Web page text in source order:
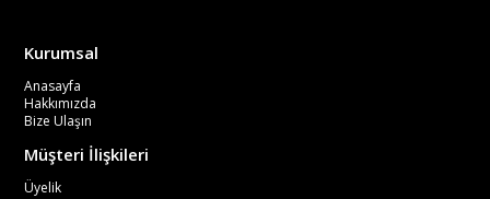
Kurumsal
Anasayfa
Hakkımızda
Bize Ulaşın
Müşteri İlişkileri
Üyelik